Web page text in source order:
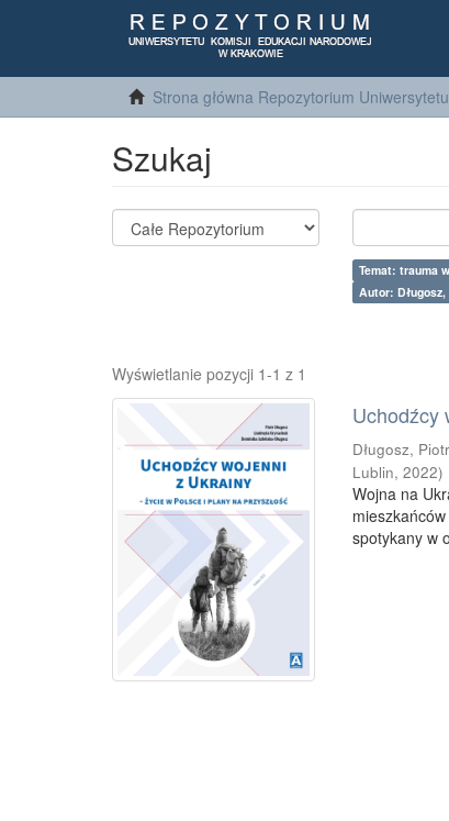
Strona główna Repozytorium
Szukaj
Temat: trauma
Autor:
Wyświetlanie pozycji 1-1 z 1
Uchodźcy
Długosz, Piotr
Lublin,2022)
Wojna na
spotykany w